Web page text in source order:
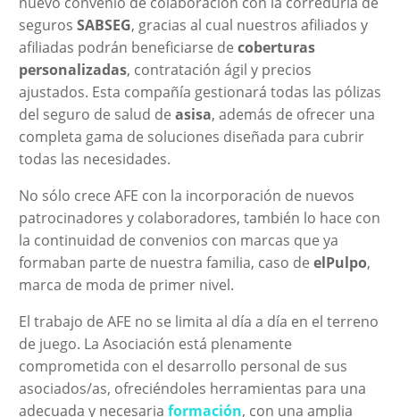
seguros SABSEG, gracias al cual nuestros afiliados y
afiliadas podrán beneficiarse de coberturas
personalizadas, contratación ágil y precios
ajustados. Esta compañía gestionará todas las pólizas
del seguro de salud de asisa, además de ofrecer una
completa gama de soluciones diseñada para cubrir
todas las necesidades.
No sólo crece AFE con la incorporación de nuevos
patrocinadores y colaboradores, también lo hace con
la continuidad de convenios con marcas que ya
formaban parte de nuestra familia, caso de elPulpo,
marca de moda de primer nivel.
El trabajo de AFE no se limita al día a día en el terreno
de juego. La Asociación está plenamente
comprometida con el desarrollo personal de sus
asociados/as, ofreciéndoles herramientas para una
adecuada y necesaria formación, con una amplia